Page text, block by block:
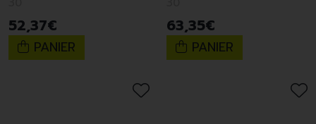
52,37€
PANIER
63,35€
PANIER